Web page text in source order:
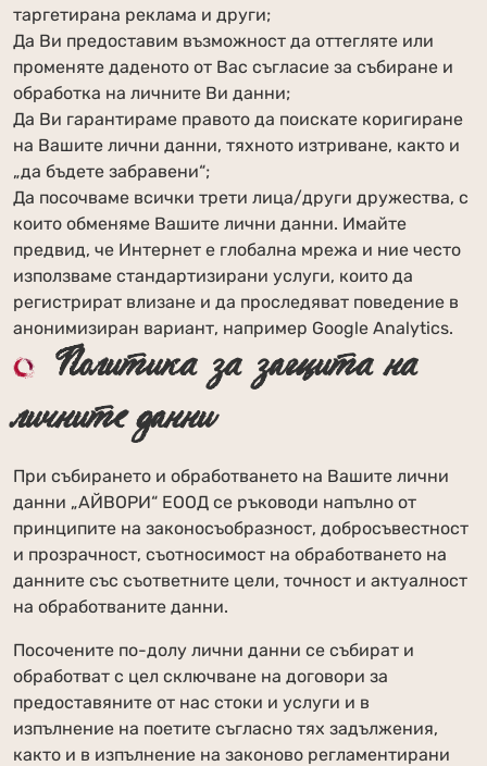
таргетирана реклама и други;
Да Ви предоставим възможност да оттегляте или
променяте даденото от Вас съгласие за събиране и
обработка на личните Ви данни;
Да Ви гарантираме правото да поискате коригиране
на Вашите лични данни, тяхното изтриване, както и
„да бъдете забравени“;
Да посочваме всички трети лица/други дружества, с
които обменяме Вашите лични данни. Имайте
предвид, че Интернет е глобална мрежа и ние често
използваме стандартизирани услуги, които да
регистрират влизане и да проследяват поведение в
анонимизиран вариант, например Google Analytics.
Политика за защита на
личните данни
При събирането и обработването на Вашите лични
данни „АЙВОРИ“ ЕООД се ръководи напълно от
принципите на законосъобразност, добросъвестност
и прозрачност, съотносимост на обработването на
данните със съответните цели, точност и актуалност
на обработваните данни.
Посочените по-долу лични данни се събират и
обработват с цел сключване на договори за
предоставяните от нас стоки и услуги и в
изпълнение на поетите съгласно тях задължения,
както и в изпълнение на законово регламентирани